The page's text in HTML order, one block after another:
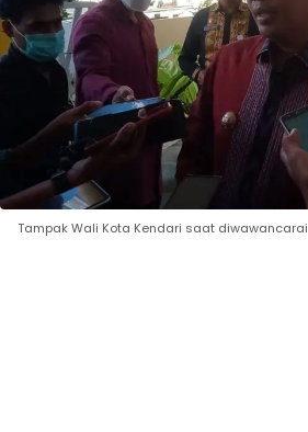
Tampak Wali Kota Kendari saat diwawancarai